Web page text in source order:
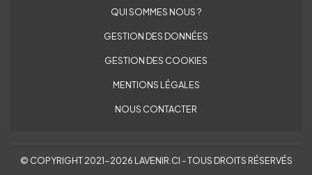
QUI SOMMES NOUS ?
GESTION DES DONNÉES
GESTION DES COOKIES
MENTIONS LÉGALES
NOUS CONTACTER
© COPYRIGHT 2021-2026 LAVENIR.CI - TOUS DROITS RÉSERVÉS